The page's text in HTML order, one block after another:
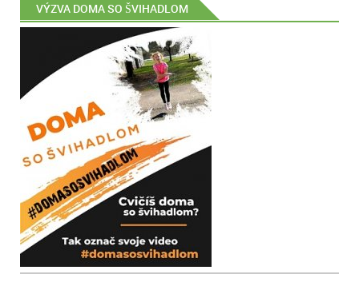
VÝZVA DOMA SO ŠVIHADLOM